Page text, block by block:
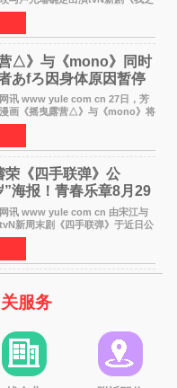
，分别担任男女主角。该剧预计
，引发观众期待。 本剧改编自
气
营△》与《mono》同时
あfろ因身体原因暂停
yule com cn 27日，芳
画《摇曳露营△》与《mono》将
间，原因是漫画家あfろ身体状况
表示：一直承蒙各位对
爱，
荣《四手联弹》公
”海报！青春乐章8月29
www yule com cn 由宋江与
新周末剧《四手联弹》于近日公
，以充满青春气息的画面再度点
海报中，宋江与李濬荣并肩站
服务